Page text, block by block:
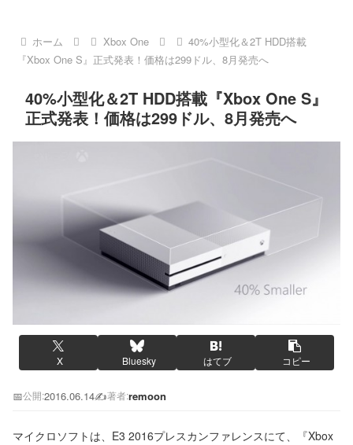
ホーム Xbox One
40%小型化＆2T HDD搭載
『Xbox One S』正式発表！価格は299ドル、8月発売へ
40%小型化＆2T HDD搭載『Xbox One S』
正式発表！価格は299ドル、8月発売へ
X Bluesky はてブ コピー
📅公開:2016.06.14✍️著者:remoon
マイクロソフトは、E3 2016プレスカンファレンスにて、『Xbox